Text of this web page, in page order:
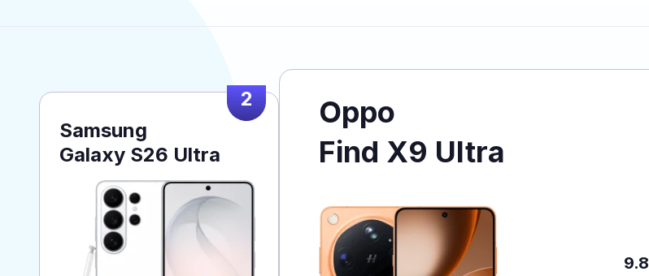
Oppo
Find X9 Ultra
9.8
2
Samsung
Galaxy S26 Ultra